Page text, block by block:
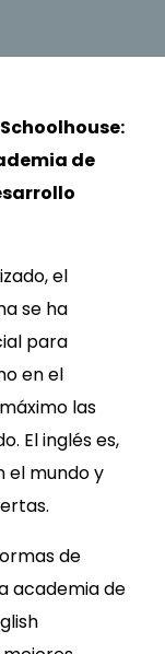
de
el
se ha
para
en el
las
El inglés es,
el mundo y
de
academia de